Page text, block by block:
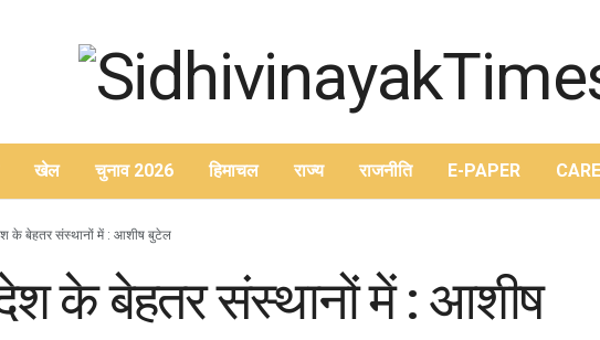
खेल चुनाव 2026 हिमाचल राज्य राजनीति E-PAPER
के बेहतर संस्थानों में : आशीष बुटेल
के बेहतर संस्थानों में : आशीष